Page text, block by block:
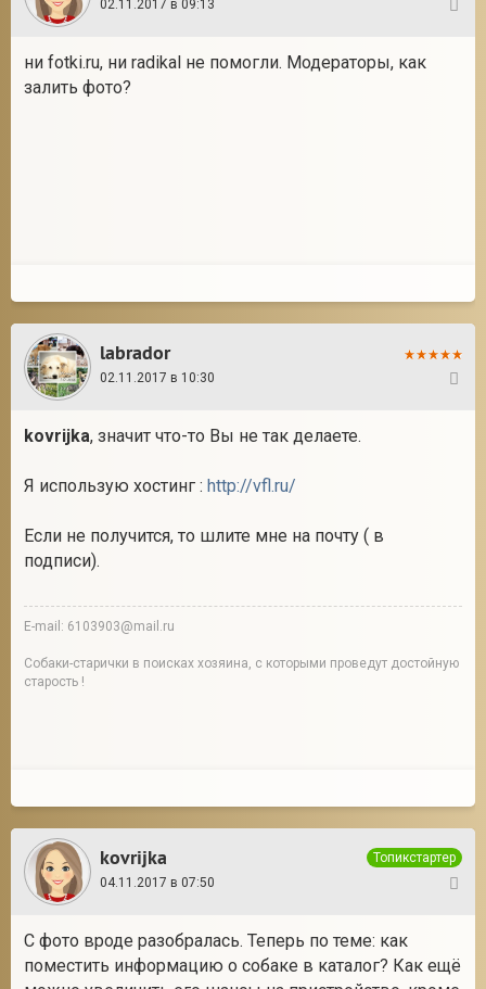
02.11.2017 в 09:13
ни fotki.ru, ни radikal не помогли. Модераторы, как
залить фото?
labrador
02.11.2017 в 10:30
kovrijka, значит что-то Вы не так делаете.
Я использую хостинг : http://vfl.ru/
Если не получится, то шлите мне на почту ( в
подписи).
E-mail: 6103903@mail.ru
Собаки-старички в поисках хозяина, с которыми проведут достойную
старость !
kovrijka
Топикстартер
04.11.2017 в 07:50
С фото вроде разобралась. Теперь по теме: как
поместить информацию о собаке в каталог? Как ещё